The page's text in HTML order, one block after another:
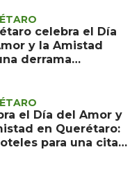
celebra el Día
y la Amistad
derrama
el Día del Amor y
en Querétaro:
para una cita